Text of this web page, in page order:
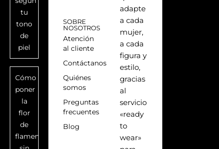
tu
tono
de
piel
Cómo
poner
la
flor
de
flamenca
SOBRE
NOSOTROS
Atención
al cliente
Contáctanos
Quiénes
somos
Preguntas
frecuentes
Blog
adapte
a cada
mujer,
a cada
figura y
estilo,
gracias
al
servicio
«ready
to
wear»